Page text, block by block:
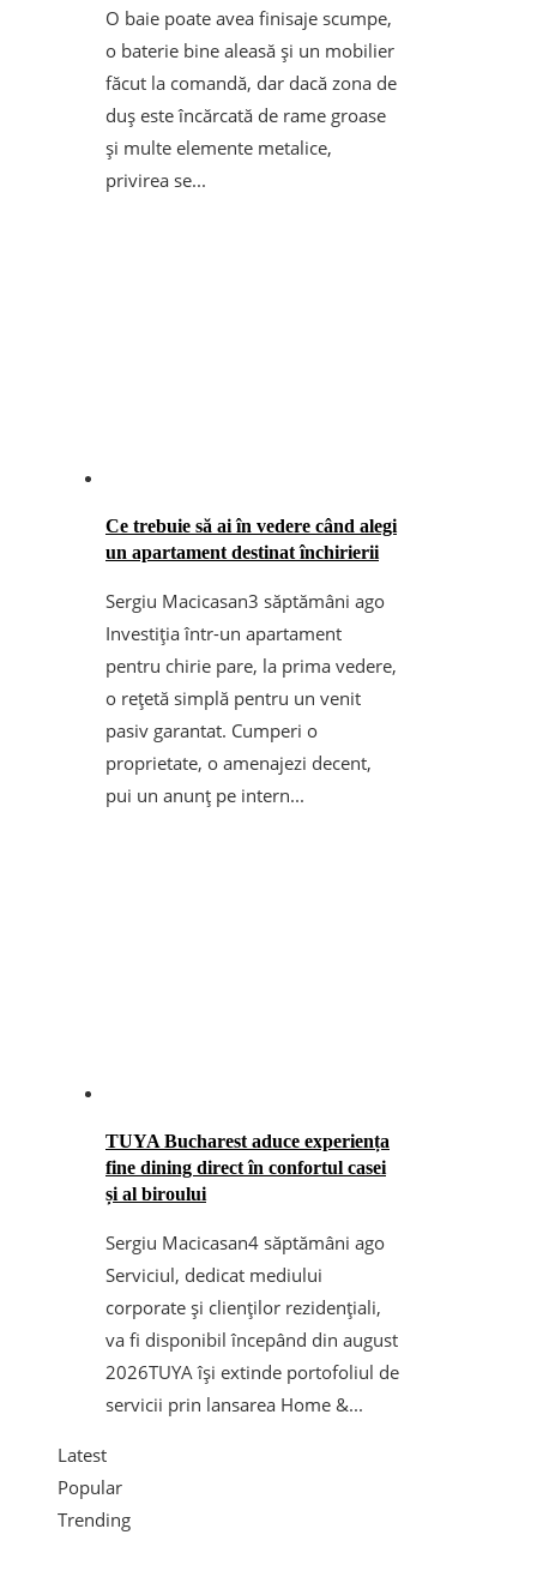
O baie poate avea finisaje scumpe,
o baterie bine aleasă și un mobilier
făcut la comandă, dar dacă zona de
duș este încărcată de rame groase
și multe elemente metalice,
privirea se...
Ce trebuie să ai în vedere când alegi
un apartament destinat închirierii
Sergiu Macicasan3 săptămâni ago
Investiția într-un apartament
pentru chirie pare, la prima vedere,
o rețetă simplă pentru un venit
pasiv garantat. Cumperi o
proprietate, o amenajezi decent,
pui un anunț pe intern...
TUYA Bucharest aduce experiența
fine dining direct în confortul casei
și al biroului
Sergiu Macicasan4 săptămâni ago
Serviciul, dedicat mediului
corporate și clienților rezidențiali,
va fi disponibil începând din august
2026TUYA își extinde portofoliul de
servicii prin lansarea Home &...
Latest
Popular
Trending